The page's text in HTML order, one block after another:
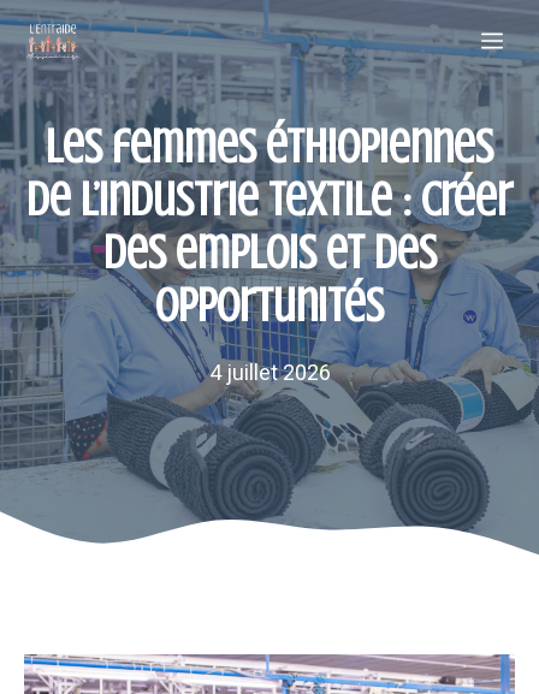
Aller
au
contenu
Les femmes éthiopiennes
de l’industrie textile : créer
des emplois et des
opportunités
4 juillet 2026